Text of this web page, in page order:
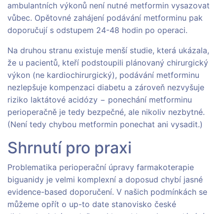
ambulantních výkonů není nutné metformin vysazovat
vůbec. Opětovné zahájení podávání metforminu pak
doporučují s odstupem 24-48 hodin po operaci.
Na druhou stranu existuje menší studie, která ukázala,
že u pacientů, kteří podstoupili plánovaný chirurgický
výkon (ne kardiochirurgický), podávání metforminu
nezlepšuje kompenzaci diabetu a zároveň nezvyšuje
riziko laktátové acidózy − ponechání metforminu
perioperačně je tedy bezpečné, ale nikoliv nezbytné.
(Není tedy chybou metformin ponechat ani vysadit.)
Shrnutí pro praxi
Problematika perioperační úpravy farmakoterapie
biguanidy je velmi komplexní a doposud chybí jasné
evidence-based doporučení. V našich podmínkách se
můžeme opřít o up-to date stanovisko české